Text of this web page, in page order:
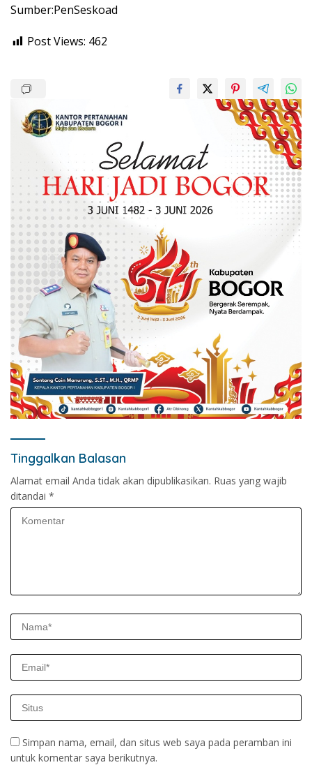
Sumber:PenSeskoad
Post Views: 462
Tinggalkan Balasan
Alamat email Anda tidak akan dipublikasikan. Ruas yang wajib
ditandai *
Simpan nama, email, dan situs web saya pada peramban ini
untuk komentar saya berikutnya.